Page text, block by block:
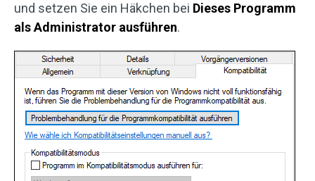
und setzen Sie ein Häkchen bei Dieses Programm
als Administrator ausführen.